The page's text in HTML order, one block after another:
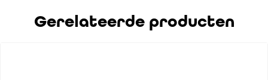
Gerelateerde producten